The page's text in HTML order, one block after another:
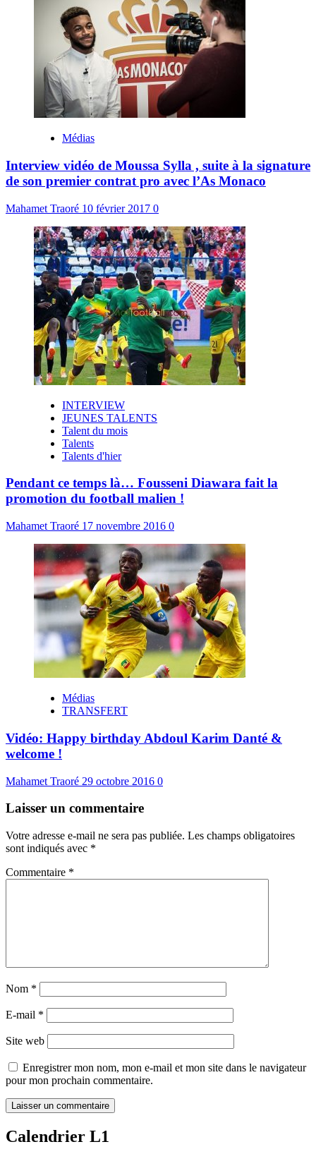
Médias
Interview vidéo de Moussa Sylla , suite à la signature
de son premier contrat pro avec l’As Monaco
Mahamet Traoré 10 février 2017 0
INTERVIEW
JEUNES TALENTS
Talent du mois
Talents
Talents d'hier
Pendant ce temps là… Fousseni Diawara fait la
promotion du football malien !
Mahamet Traoré 17 novembre 2016 0
Médias
TRANSFERT
Vidéo: Happy birthday Abdoul Karim Danté &
welcome !
Mahamet Traoré 29 octobre 2016 0
Laisser un commentaire
Votre adresse e-mail ne sera pas publiée. Les champs obligatoires
sont indiqués avec *
Commentaire *
Nom *
E-mail *
Site web
Enregistrer mon nom, mon e-mail et mon site dans le navigateur
pour mon prochain commentaire.
Calendrier L1